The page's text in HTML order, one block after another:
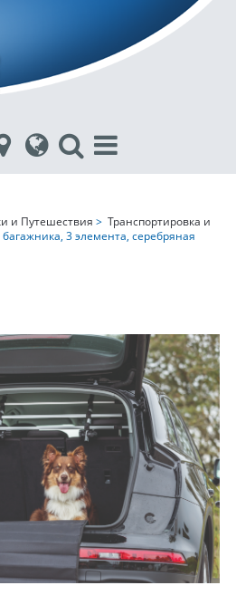
и Путешествия > Транспортировка и
3 элемента, серебряная